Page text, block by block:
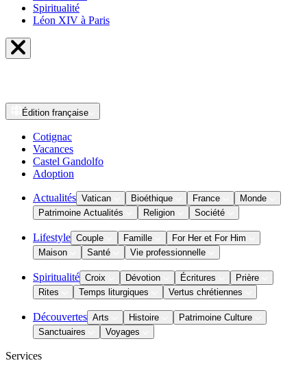
Spiritualité
Léon XIV à Paris
Édition française
Cotignac
Vacances
Castel Gandolfo
Adoption
Actualités Vatican Bioéthique France
Monde
Patrimoine Actualités
Religion Société
Lifestyle Couple Famille
For Her et For Him
Maison
Santé Vie professionnelle
Spiritualité Croix Dévotion Écritures
Prière
Rites
Temps liturgiques Vertus chrétiennes
Découvertes Arts Histoire
Patrimoine Culture
Sanctuaires
Voyages
Services